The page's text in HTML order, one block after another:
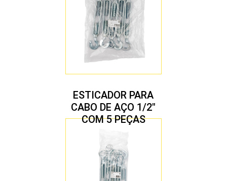
ESTICADOR PARA
CABO DE AÇO 1/2″
COM 5 PEÇAS